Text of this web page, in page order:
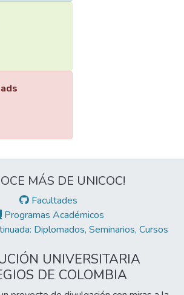
MÁS DE UNICOC!
Facultades
Programas Académicos
Diplomados, Seminarios, Cursos
UNIVERSITARIA
DE COLOMBIA